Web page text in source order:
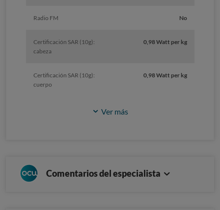
Radio FM No
Certificación SAR (10g):
cabeza
0,98 Watt per kg
Certificación SAR (10g):
cuerpo
0,98 Watt per kg
Ver más
Comentarios del especialista